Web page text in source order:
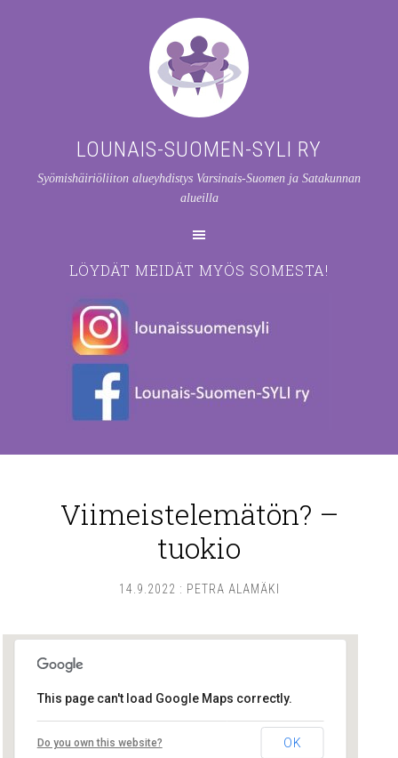
LOUNAIS-SUOMEN-SYLI RY
Syömishäiriöliiton alueyhdistys Varsinais-Suomen ja Satakunnan
alueilla
LÖYDÄT MEIDÄT MYÖS SOMESTA!
Viimeistelemätön? –
tuokio
14.9.2022 : PETRA ALAMÄKI
Lounais-Suomen – SYLI ry
Maariankatu 8 D 104 - Turku
This page can't load Google Maps correctly.
Do you own this website? OK